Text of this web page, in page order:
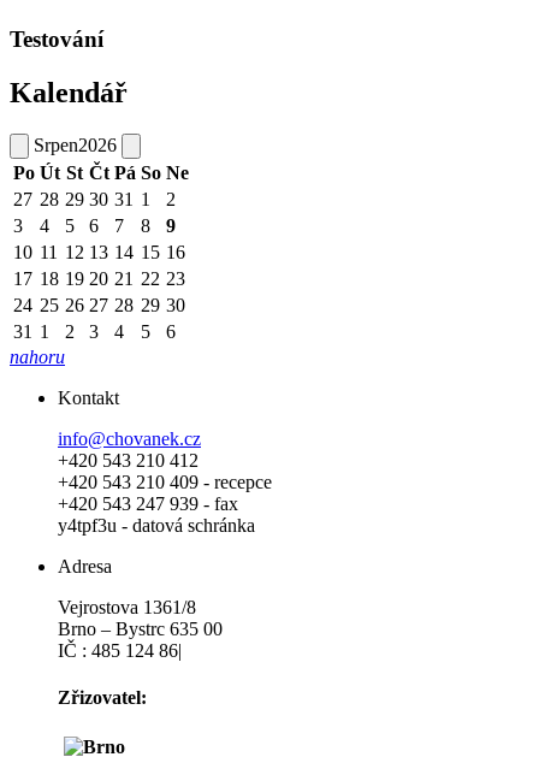
Testování
Kalendář
Srpen2026
Po Út St Čt Pá So Ne
27 28 29 30 31 1
2
3
4 5 6 7 8
9
10 11 12 13 14 15 16
17 18 19 20 21 22 23
24 25 26 27 28 29 30
31 1 2 3 4 5
6
nahoru
Kontakt
info@chovanek.cz
+420 543 210 412
+420 543 210 409 - recepce
+420 543 247 939 - fax
y4tpf3u - datová schránka
Adresa
Vejrostova 1361/8
Brno – Bystrc 635 00
IČ : 485 124 86|
Zřizovatel: